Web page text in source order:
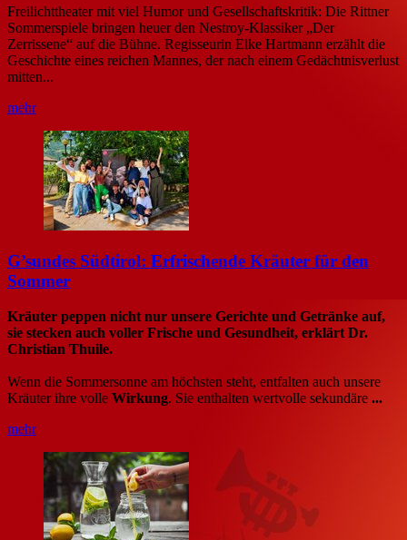
Freilichttheater mit viel Humor und Gesellschaftskritik: Die Rittner
Sommerspiele bringen heuer den Nestroy-Klassiker „Der
Zerrissene“ auf die Bühne. Regisseurin Elke Hartmann erzählt die
Geschichte eines reichen Mannes, der nach einem Gedächtnisverlust
mitten...
mehr
G’sundes Südtirol: Erfrischende Kräuter für den
Sommer
Kräuter peppen nicht nur unsere Gerichte und Getränke auf,
sie stecken auch voller Frische und Gesundheit, erklärt Dr.
Christian Thuile.
Wenn die Sommersonne am höchsten steht, entfalten auch unsere
Kräuter ihre volle Wirkung. Sie enthalten wertvolle sekundäre ...
mehr